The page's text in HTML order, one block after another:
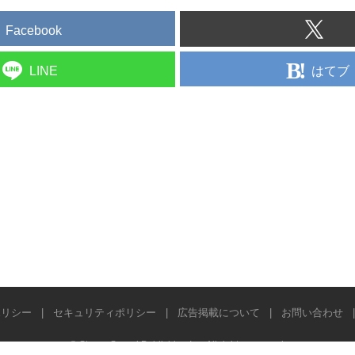
Facebook
LINE はてブ
シー セキュリティポリシー 広告掲載について お問い合わせ
© Stereo Sound Publishing Inc. All rights reserved.